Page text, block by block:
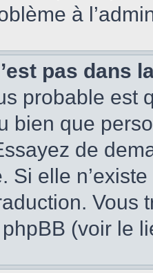
à
pas dans
probable est
bien que
de
Si elle
Vous
(voir le